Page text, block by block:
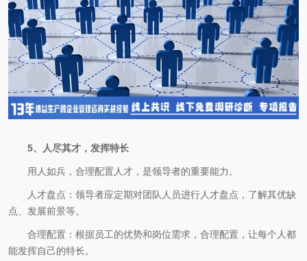
5、人尽其才，发挥特长
用人如兵，合理配置人才，是领导者的重要能力。
人才盘点：领导者应定期对团队人员进行人才盘点，了解其优缺
点、发展前景等。
合理配置：根据员工的优势和岗位需求，合理配置，让每个人都
能发挥自己的特长。